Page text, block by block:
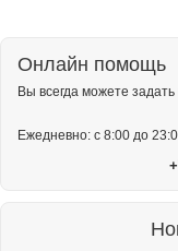
Онлайн помощь
Вы всегда можете
Ежедневно: с 8:00 до